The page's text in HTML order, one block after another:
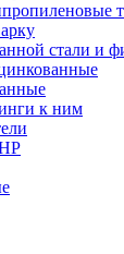
стали и
к ним